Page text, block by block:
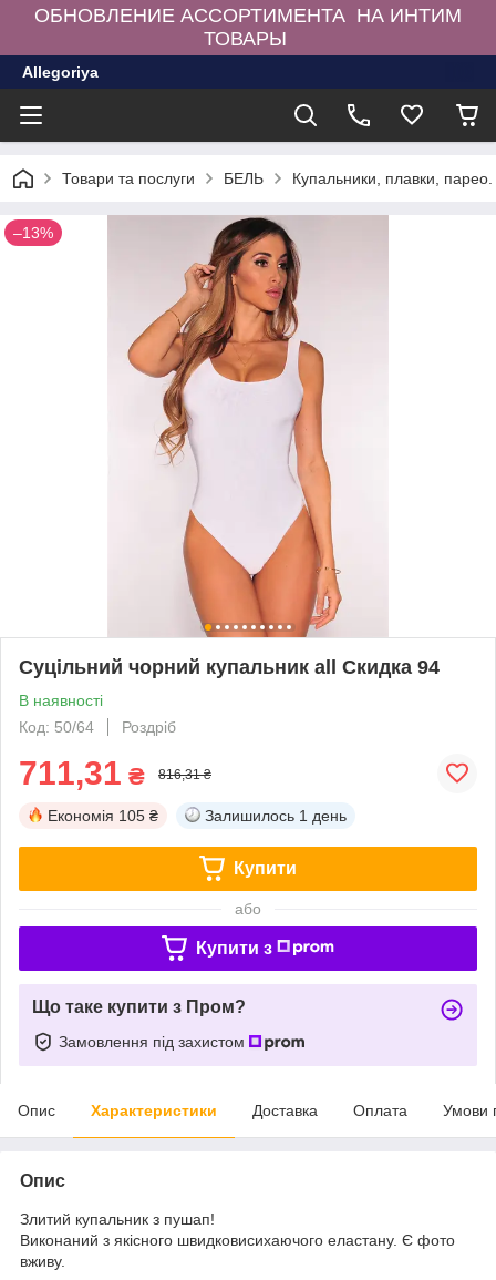
ОБНОВЛЕНИЕ АССОРТИМЕНТА НА ИНТИМ
ТОВАРЫ
Allegoriya
Товари та послуги БЕЛЬ Купальники, плавки, парео.
–13%
Суцільний чорний купальник all Скидка 94
В наявності
Код: 50/64
Роздріб
711,31 ₴ 816,31 ₴
Економія 105 ₴ Залишилось 1 день
Купити
або
Купити з
Що таке купити з Пром?
Замовлення під захистом
Опис Характеристики Доставка Оплата Умови
Опис
Злитий купальник з пушап!
Виконаний з якісного швидковисихаючого еластану. Є фото
вживу.